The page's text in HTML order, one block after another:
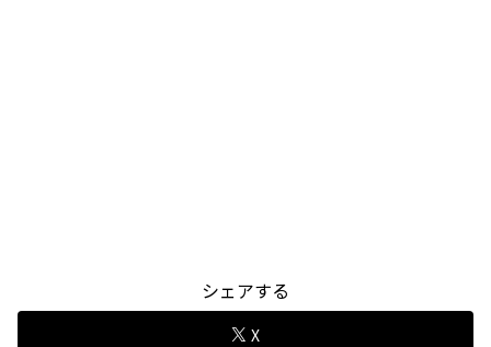
シェアする
X